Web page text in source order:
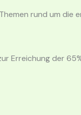
rund um die
Erreichung der